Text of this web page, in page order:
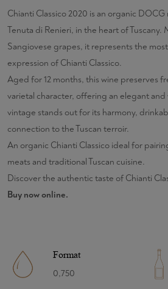
Chianti Classico 2020 is an organic
Tenuta di Renieri, in the heart of Tuscany.
Sangiovese grapes, it represents the
expression of Chianti Classico.
Aged for 12 months, this wine preserves
varietal character, offering an elegant
vintage stands out for its harmony,
connection to the Tuscan terroir.
An organic Chianti Classico ideal for
meats and traditional Tuscan cuisine.
Discover the authentic taste of Chianti
Buy now online.
Format
0,750